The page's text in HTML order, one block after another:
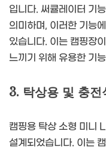
입니다. 써큘레이터 기
의미하며, 이러한 기능
있습니다. 이는 캠핑장
느끼기 위해 유용한 기
3. 탁상용 및 충전
캠핑용 탁상 소형 미니
설계되었습니다. 이는